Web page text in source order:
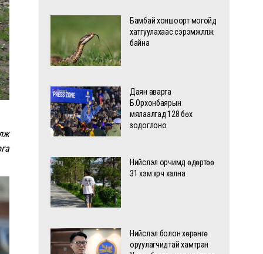
Бамбай хоншоорт могойд
хатгуулахаас сэрэмжлүүлж
байна
Даян аварга
Б.Орхонбаярын
мялаалгад 128 бөх
зодоглоно
Нийслэл орчимд өдөртөө
31 хэм хүрч хална
Нийслэл болон хөрөнгө
оруулагчидтай хамтран